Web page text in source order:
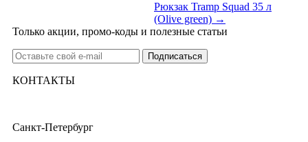
Рюкзак Tramp Squad 35 л
(Olive green) →
Только акции, промо-коды и полезные статьи
КОНТАКТЫ
Санкт-Петербург